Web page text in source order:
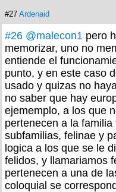
#27 Ardenaid
#26 @malecon1 pero
memorizar, uno no
entiende el
punto, y en este caso
usado y quizas no
no saber que hay
ejememplo, a los que
pertenecen a la
subfamilias, felinae y
logica a los que se le
felidos, y llamariamos
pertenecen a una de
coloquial se